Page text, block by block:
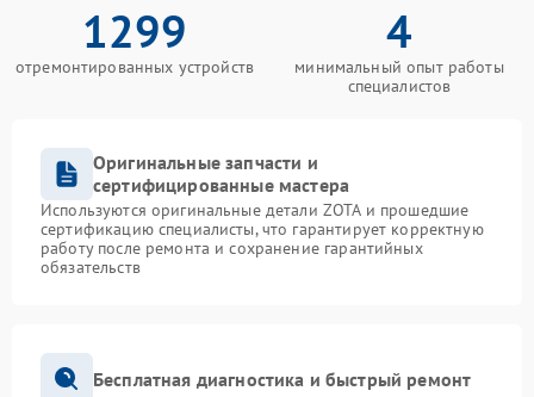
1299
отремонтированных устройств
4
минимальный опыт работы
специалистов
Оригинальные запчасти и
сертифицированные мастера
Используются оригинальные детали ZOTA и прошедшие
сертификацию специалисты, что гарантирует корректную
работу после ремонта и сохранение гарантийных
обязательств
Бесплатная диагностика и быстрый ремонт